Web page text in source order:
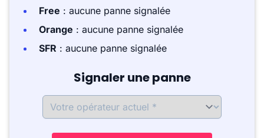
Free : aucune panne signalée
Orange : aucune panne signalée
SFR : aucune panne signalée
Signaler une panne